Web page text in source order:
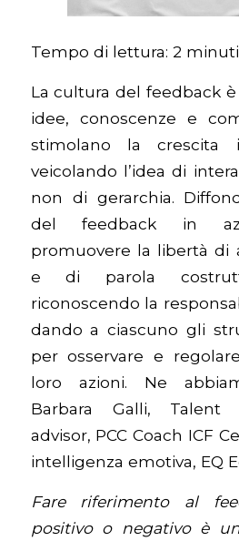
Tempo di lettura: 2 minuti
La cultura del feedback
idee, conoscenze e
stimolano la crescita
veicolando l’idea di
non di gerarchia.
del feedback in
promuovere la libertà di
e di parola
riconoscendo la
dando a ciascuno gli
per osservare e
loro azioni. Ne
Barbara Galli, Talent
advisor, PCC Coach ICF
intelligenza emotiva, EQ
Fare riferimento al
positivo o negativo è